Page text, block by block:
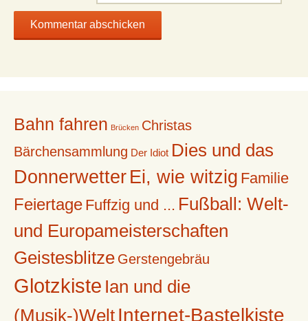
Bahn fahren Brücken Christas
Bärchensammlung Der Idiot Dies und das
Donnerwetter Ei, wie witzig Familie
Feiertage Fuffzig und ... Fußball: Welt-
und Europameisterschaften
Geistesblitze Gerstengebräu
Glotzkiste Ian und die
(Musik-)Welt Internet-Bastelkiste